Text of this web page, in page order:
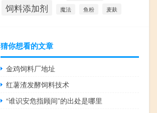
饲料添加剂 魔法 鱼粉 麦麸
猜你想看的文章
金鸡饲料厂地址
红薯渣发酵饲料技术
“谁识安危指顾间”的出处是哪里